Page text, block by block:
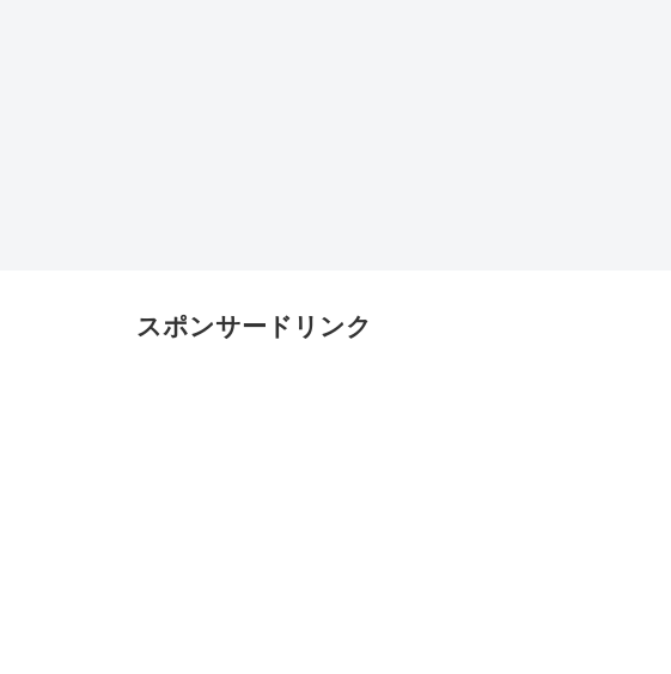
スポンサードリンク